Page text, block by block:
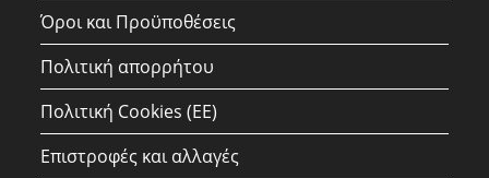
Όροι και Προϋποθέσεις
Πολιτική απορρήτου
Πολιτική Cookies (ΕΕ)
Επιστροφές και αλλαγές